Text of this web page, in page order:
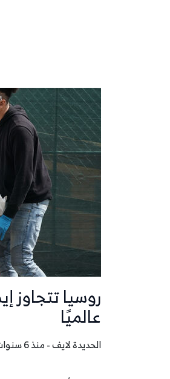
عالميًا
الحديدة لايف - منذ 6 سنوات